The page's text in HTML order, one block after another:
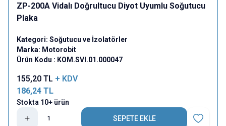
ZP-200A Vidalı Doğrultucu Diyot Uyumlu Soğutucu
Plaka
Kategori: Soğutucu ve İzolatörler
Marka: Motorobit
Ürün Kodu : KOM.SVI.01.000047
155,20 TL + KDV
186,24 TL
Stokta 10+ ürün
SEPETE EKLE
Favoriye